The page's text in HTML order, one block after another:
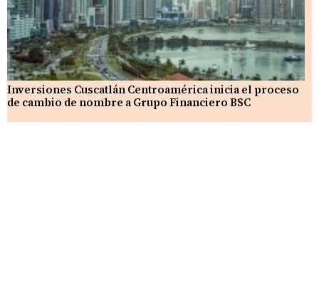
Inversiones Cuscatlán Centroamérica inicia el proceso
de cambio de nombre a Grupo Financiero BSC